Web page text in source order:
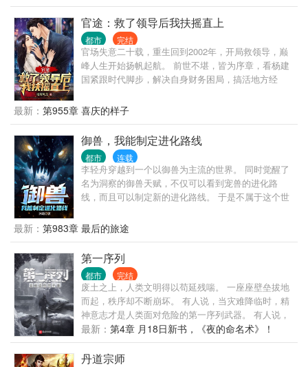
官途：救了领导后我扶摇直上
都市 完结
官场失意二十载，重生回到2002年，开局救领导，巅
峰人生开始扬帆起航。 前世不堪，皆为序章，看杨建
国紧跟时代脚步，解决自身财务困局，搞活地方经
事，事事顺心，
最新： 第955章 喜庆的样子
御兽，我能制定进化路线
都市 连载
李轻舟穿越到一个以御兽为主流的世界。 同时觉醒了
名为洞察的御兽天赋，不仅可以看到宠兽的进化路
线，而且可以制定新的进化路线。 于是不属于这个世
云驾雾、金刚不坏的猴子，开眼为昼、闭眼为夜的奇
异蛇类生物， 能化身大鱼又能变换为大鸟的巨大生
物........ 人们纷纷震惊，这都是些什么生物，没见过
啊！ 深渊中的怪物们纷纷开口:来来来，你们来当怪
物，我们没你们变态啊。
最新： 第983章 最后的旅途
第一序列
都市 完结
废土之上，人类文明得以苟延残喘。 一座座壁垒拔地
而起，秩序却不断崩坏。 有人说，当灾难降临时，精
神意志才是人类面对危险的第一序列武器。 有人说，
不要让时代的悲哀，成为你的悲哀。 有人说，我要让
我的悲哀，成为这个时代的悲哀。 这次是一个新的故
事。 浩劫余生，终见光明。
最新： 第4章 月18日新书，《夜的命名术》！
丹道宗师